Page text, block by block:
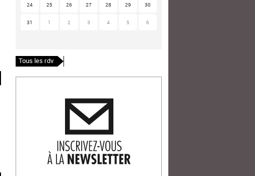
24 25 26 27 28 29 30
31 1 2 3 4 5 6
Tous les rdv